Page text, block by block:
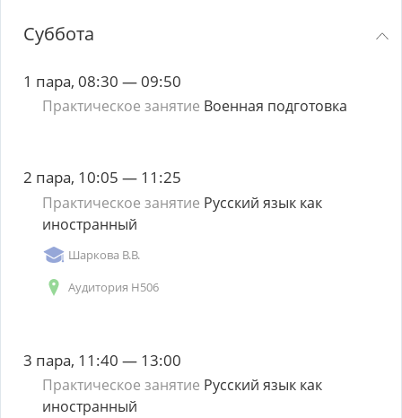
Суббота
1 пара, 08:30 — 09:50
Практическое занятие Военная подготовка
2 пара, 10:05 — 11:25
Практическое занятие Русский язык как
иностранный
Шаркова В.В.
Аудитория Н506
3 пара, 11:40 — 13:00
Практическое занятие Русский язык как
иностранный